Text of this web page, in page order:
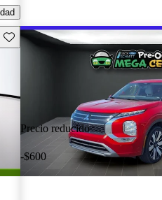
Guarda este Aviso
Precio reducido
-$600